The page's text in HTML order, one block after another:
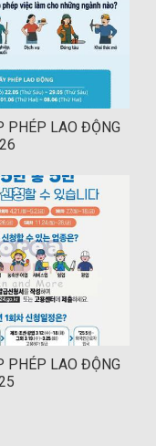
PHÉP LAO ĐỘNG
PHÉP LAO ĐỘNG